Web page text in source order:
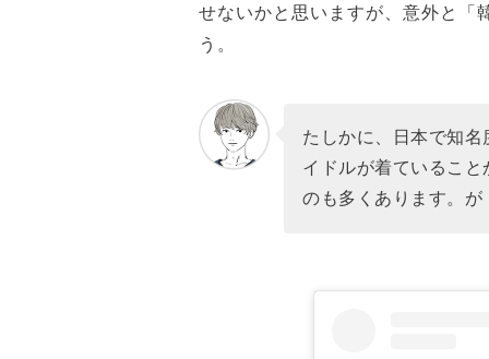
今年の新作は、こちら。
12カラー展開のボリュームダ
コレが着こなせたら、最高に
まとめ
せないかと思いますが、意外と「
う。
たしかに、日本で知
イドルが着ているこ
のも多くあります。が